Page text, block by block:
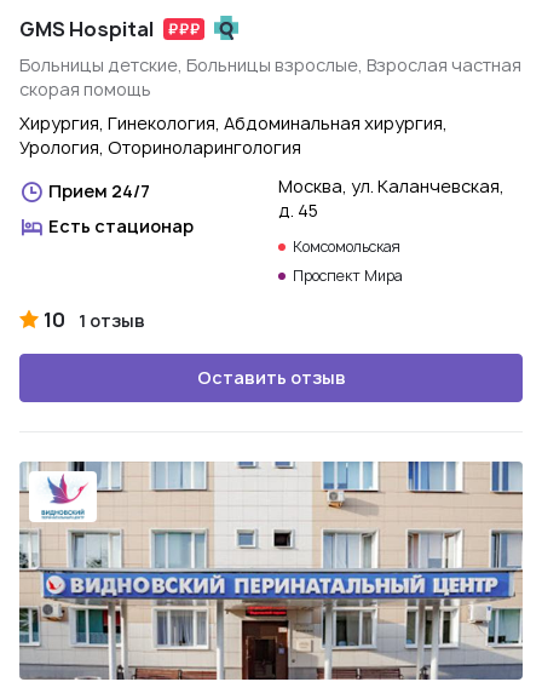
GMS Hospital
Больницы детские, Больницы взрослые, Взрослая частная
скорая помощь
Хирургия, Гинекология, Абдоминальная хирургия,
Урология, Оториноларингология
Прием 24/7
Есть стационар
Москва, ул. Каланчевская,
д. 45
Комсомольская
Проспект Мира
10 1 отзыв
Оставить отзыв